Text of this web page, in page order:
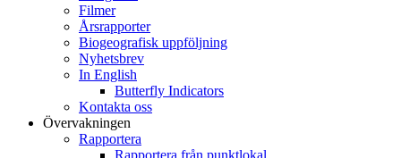
Filmer
Årsrapporter
Biogeografisk uppföljning
Nyhetsbrev
In English
Butterfly Indicators
Kontakta oss
Övervakningen
Rapportera
Rapportera från punktlokal